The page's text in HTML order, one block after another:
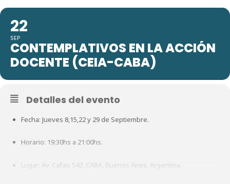
22
SEP
CONTEMPLATIVOS EN LA ACCIÓN
DOCENTE (CEIA-CABA)
Detalles del evento
Fecha: Jueves 8,15,22 y 29 de Septiembre.
Horario: 19:30hs a 21:00hs.
Lugar: Av. Callao 542, CABA, Buenos Aires. Argentina.